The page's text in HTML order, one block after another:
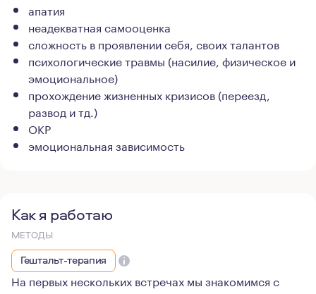
апатия
неадекватная самооценка
сложность в проявлении себя, своих талантов
психологические травмы (насилие, физическое и
эмоциональное)
прохождение жизненных кризисов (переезд,
развод и тд.)
ОКР
эмоциональная зависимость
Как я работаю
МЕТОДЫ
Гештальт-терапия
На первых нескольких встречах мы знакомимся с